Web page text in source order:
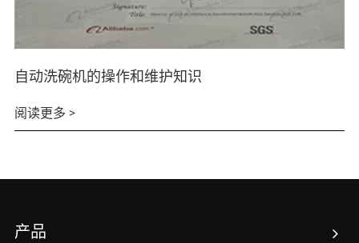
自动洗碗机的操作和维护知识
阅读更多 >
产品